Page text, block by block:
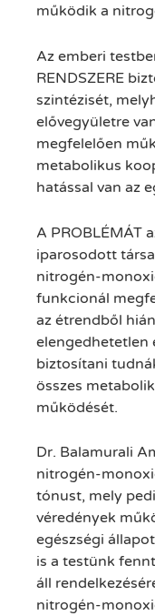
működik a
Az emberi
RENDSZERE
szintézisét,
elővegyületre
megfelelően
metabolikus
hatással van az
A PROBLÉMÁT
iparosodott
nitrogén-
funkcionál
az étrendből
elengedhetetlen
biztosítani
összes
működését.
Dr. Balamurali
nitrogén-
tónust, mely
véredények
egészségi
is a testünk
áll
nitrogén-